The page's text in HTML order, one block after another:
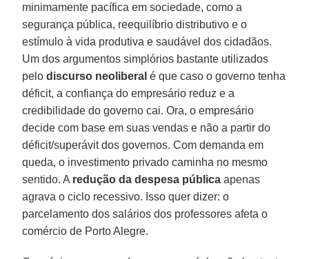
minimamente pacífica em sociedade, como a
segurança pública, reequilíbrio distributivo e o
estímulo à vida produtiva e saudável dos cidadãos.
Um dos argumentos simplórios bastante utilizados
pelo discurso neoliberal é que caso o governo tenha
déficit, a confiança do empresário reduz e a
credibilidade do governo cai. Ora, o empresário
decide com base em suas vendas e não a partir do
déficit/superávit dos governos. Com demanda em
queda, o investimento privado caminha no mesmo
sentido. A redução da despesa pública apenas
agrava o ciclo recessivo. Isso quer dizer: o
parcelamento dos salários dos professores afeta o
comércio de Porto Alegre.